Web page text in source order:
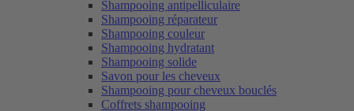
Shampooing antipelliculaire
Shampooing réparateur
Shampooing couleur
Shampooing hydratant
Shampooing solide
Savon pour les cheveux
Shampooing pour cheveux bouclés
Coffrets shampooing